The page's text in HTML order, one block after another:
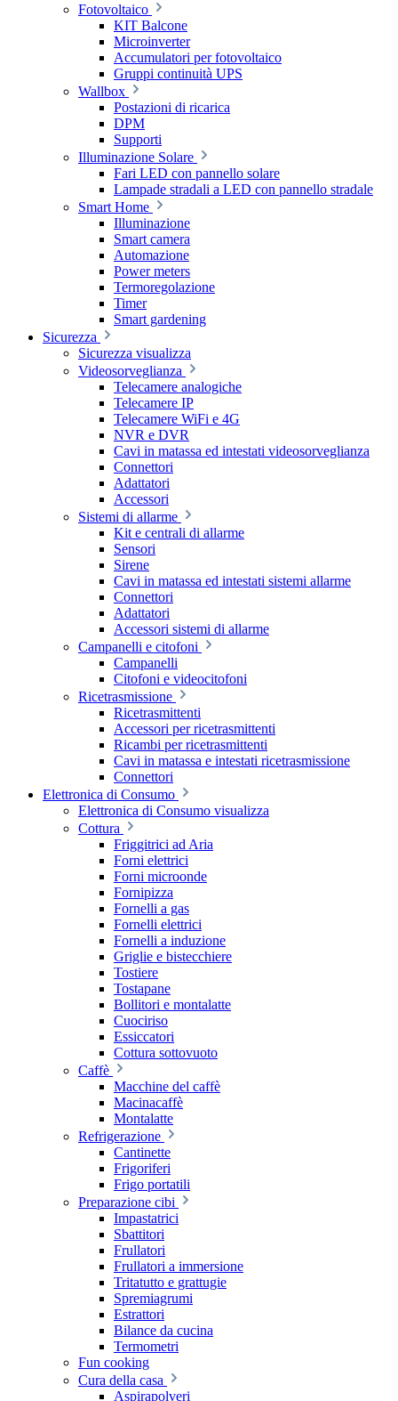
Fotovoltaico
KIT Balcone
Microinverter
Accumulatori per fotovoltaico
Gruppi continuità UPS
Wallbox
Postazioni di ricarica
DPM
Supporti
Illuminazione Solare
Fari LED con pannello solare
Lampade stradali a LED con pannello stradale
Smart Home
Illuminazione
Smart camera
Automazione
Power meters
Termoregolazione
Timer
Smart gardening
Sicurezza
Sicurezza visualizza
Videosorveglianza
Telecamere analogiche
Telecamere IP
Telecamere WiFi e 4G
NVR e DVR
Cavi in matassa ed intestati videosorveglianza
Connettori
Adattatori
Accessori
Sistemi di allarme
Kit e centrali di allarme
Sensori
Sirene
Cavi in matassa ed intestati sistemi allarme
Connettori
Adattatori
Accessori sistemi di allarme
Campanelli e citofoni
Campanelli
Citofoni e videocitofoni
Ricetrasmissione
Ricetrasmittenti
Accessori per ricetrasmittenti
Ricambi per ricetrasmittenti
Cavi in matassa e intestati ricetrasmissione
Connettori
Elettronica di Consumo
Elettronica di Consumo visualizza
Cottura
Friggitrici ad Aria
Forni elettrici
Forni microonde
Fornipizza
Fornelli a gas
Fornelli elettrici
Fornelli a induzione
Griglie e bistecchiere
Tostiere
Tostapane
Bollitori e montalatte
Cuociriso
Essiccatori
Cottura sottovuoto
Caffè
Macchine del caffè
Macinacaffè
Montalatte
Refrigerazione
Cantinette
Frigoriferi
Frigo portatili
Preparazione cibi
Impastatrici
Sbattitori
Frullatori
Frullatori a immersione
Tritatutto e grattugie
Spremiagrumi
Estrattori
Bilance da cucina
Termometri
Fun cooking
Cura della casa
Aspirapolveri